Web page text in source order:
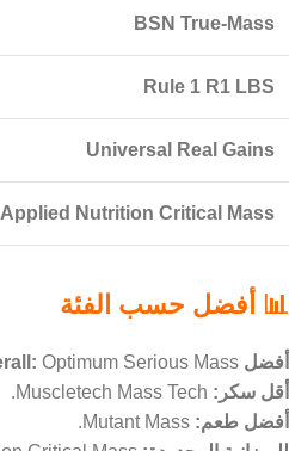
BSN True-Mass
Rule 1 R1 LBS
Universal Real Gains
Applied Nutrition Critical Mass
📊 أفضل حسب الفئة
أفضل overall: Optimum Serious Mass.
أقل سكر:
أفضل طعم: